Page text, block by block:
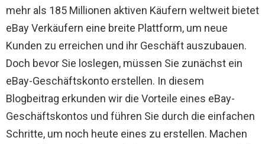
mehr als 185 Millionen aktiven Käufern weltweit bietet
eBay Verkäufern eine breite Plattform, um neue
Kunden zu erreichen und ihr Geschäft auszubauen.
Doch bevor Sie loslegen, müssen Sie zunächst ein
eBay-Geschäftskonto erstellen. In diesem
Blogbeitrag erkunden wir die Vorteile eines eBay-
Geschäftskontos und führen Sie durch die einfachen
Schritte, um noch heute eines zu erstellen. Machen